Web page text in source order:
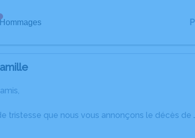
Hommages
tristesse que nous vous annonçons le décès